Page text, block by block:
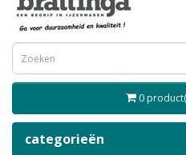
0
categorieën